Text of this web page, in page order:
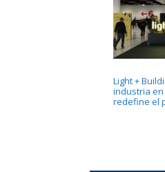
Light +
industria
redefine el